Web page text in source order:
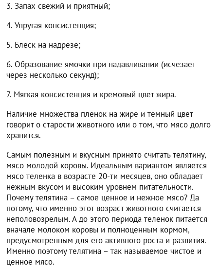
3. Запах свежий и приятный;
4. Упругая консистенция;
5. Блеск на надрезе;
6. Образование ямочки при надавливании (исчезает
через несколько секунд);
7. Мягкая консистенция и кремовый цвет жира.
Наличие множества пленок на жире и темный цвет
говорит о старости животного или о том, что мясо долго
хранится.
Самым полезным и вкусным принято считать телятину,
мясо молодой коровы. Идеальным вариантом является
мясо теленка в возрасте 20-ти месяцев, оно обладает
нежным вкусом и высоким уровнем питательности.
Почему телятина – самое ценное и нежное мясо? Да
потому, что именно этот возраст животного считается
неполовозрелым. А до этого периода теленок питается
вначале молоком коровы и полноценным кормом,
предусмотренным для его активного роста и развития.
Именно поэтому телятина – так называемое чистое и
ценное мясо.